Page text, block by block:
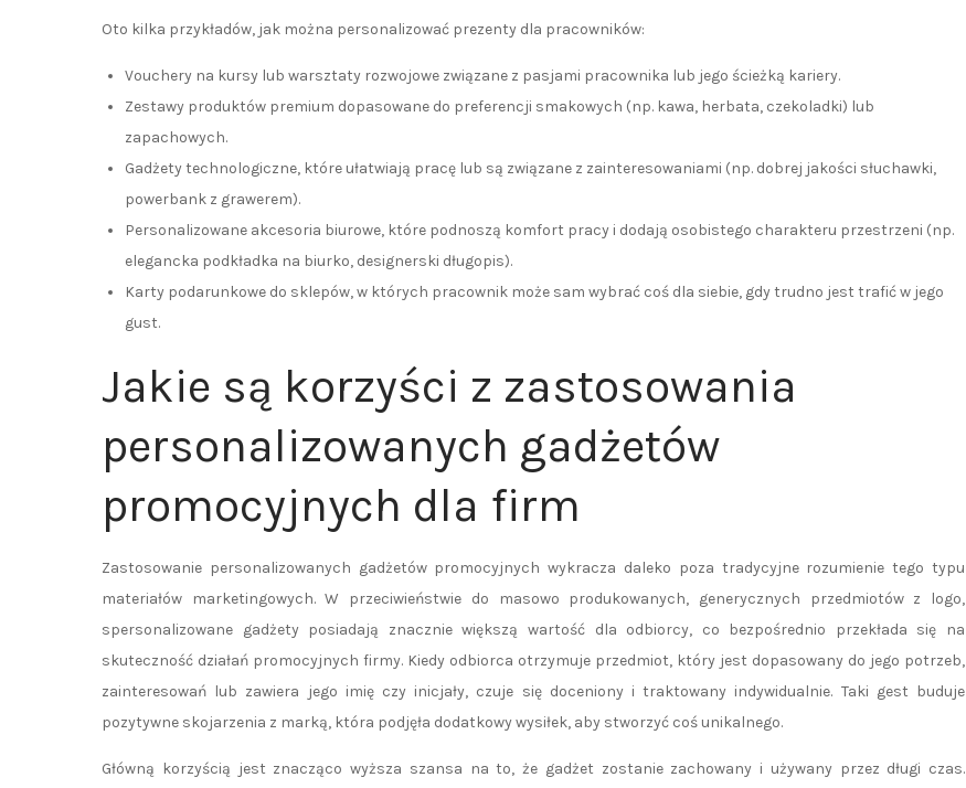
Oto kilka przykładów, jak można personalizować prezenty dla pracowników:
Vouchery na kursy lub warsztaty rozwojowe związane z pasjami pracownika lub jego ścieżką kariery.
Zestawy produktów premium dopasowane do preferencji smakowych (np. kawa, herbata, czekoladki) lub
zapachowych.
Gadżety technologiczne, które ułatwiają pracę lub są związane z zainteresowaniami (np. dobrej jakości słuchawki,
powerbank z grawerem).
Personalizowane akcesoria biurowe, które podnoszą komfort pracy i dodają osobistego charakteru przestrzeni (np.
elegancka podkładka na biurko, designerski długopis).
Karty podarunkowe do sklepów, w których pracownik może sam wybrać coś dla siebie, gdy trudno jest trafić w jego
gust.
Jakie są korzyści z zastosowania
personalizowanych gadżetów
promocyjnych dla firm
Zastosowanie personalizowanych gadżetów promocyjnych wykracza daleko poza tradycyjne rozumienie tego typu
materiałów marketingowych. W przeciwieństwie do masowo produkowanych, generycznych przedmiotów z logo,
spersonalizowane gadżety posiadają znacznie większą wartość dla odbiorcy, co bezpośrednio przekłada się na
skuteczność działań promocyjnych firmy. Kiedy odbiorca otrzymuje przedmiot, który jest dopasowany do jego potrzeb,
zainteresowań lub zawiera jego imię czy inicjały, czuje się doceniony i traktowany indywidualnie. Taki gest buduje
pozytywne skojarzenia z marką, która podjęła dodatkowy wysiłek, aby stworzyć coś unikalnego.
Główną korzyścią jest znacząco wyższa szansa na to, że gadżet zostanie zachowany i używany przez długi czas.